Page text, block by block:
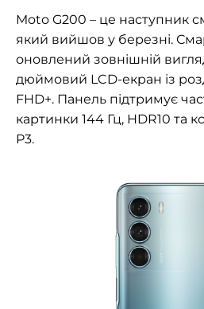
Moto G200 – це наступник
який вийшов у березні.
оновлений зовнішній
дюймовий LCD-екран із
FHD+. Панель підтримує
картинки 144 Гц, HDR10 та
P3.